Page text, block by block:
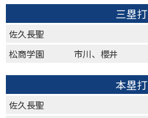
三塁打
佐久長聖
松商学園
市川、櫻井
本塁打
佐久長聖